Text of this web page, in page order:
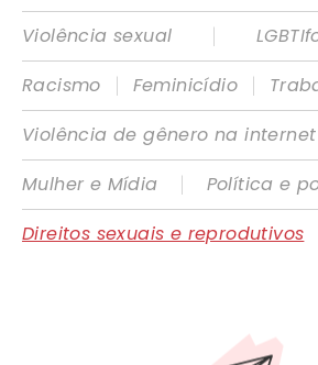
Violência sexual
|
Racismo
| Feminicídio |
Violência de gênero na internet
Mulher e Mídia
|
Política e
Direitos sexuais e reprodutivos